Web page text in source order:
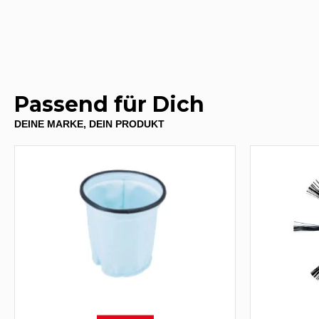
Passend für Dich
DEINE MARKE, DEIN PRODUKT